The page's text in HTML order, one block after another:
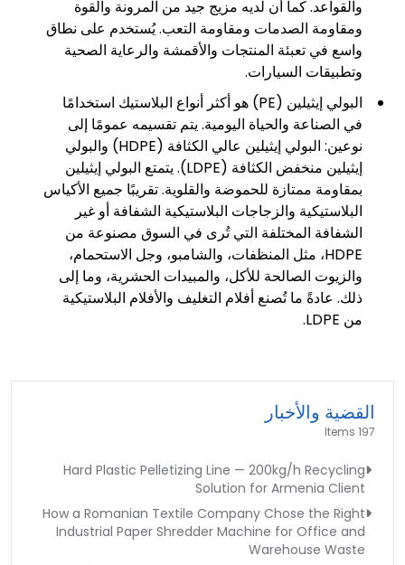
والقواعد. كما أن لديه مزيج جيد من المرونة والقوة
ومقاومة الصدمات ومقاومة التعب. يُستخدم على نطاق
واسع في تعبئة المنتجات والأقمشة والرعاية الصحية
وتطبيقات السيارات.
البولي إيثيلين (PE) هو أكثر أنواع البلاستيك استخدامًا
في الصناعة والحياة اليومية. يتم تقسيمه عمومًا إلى
نوعين: البولي إيثيلين عالي الكثافة (HDPE) والبولي
إيثيلين منخفض الكثافة (LDPE). يتمتع البولي إيثيلين
بمقاومة ممتازة للحموضة والقلوية. تقريبًا جميع الأكياس
البلاستيكية والزجاجات البلاستيكية الشفافة أو غير
الشفافة المختلفة التي تُرى في السوق مصنوعة من
HDPE، مثل المنظفات، والشامبو، وجل الاستحمام،
والزيوت الصالحة للأكل، والمبيدات الحشرية، وما إلى
ذلك. عادةً ما تُصنع أفلام التغليف والأفلام البلاستيكية
من LDPE.
القضية والأخبار
197 Items
Hard Plastic Pelletizing Line — 200kg/h Recycling
Solution for Armenia Client
How a Romanian Textile Company Chose the Right
Industrial Paper Shredder Machine for Office and
Warehouse Waste